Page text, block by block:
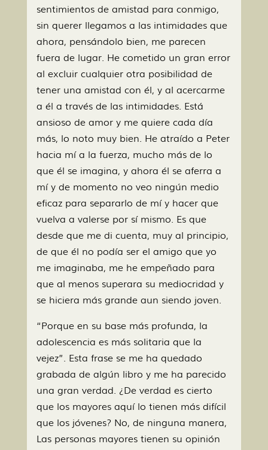
sentimientos de amistad para conmigo,
sin querer llegamos a las intimidades que
ahora, pensándolo bien, me parecen
fuera de lugar. He cometido un gran error
al excluir cualquier otra posibilidad de
tener una amistad con él, y al acercarme
a él a través de las intimidades. Está
ansioso de amor y me quiere cada día
más, lo noto muy bien. He atraído a Peter
hacia mí a la fuerza, mucho más de lo
que él se imagina, y ahora él se aferra a
mí y de momento no veo ningún medio
eficaz para separarlo de mí y hacer que
vuelva a valerse por sí mismo. Es que
desde que me di cuenta, muy al principio,
de que él no podía ser el amigo que yo
me imaginaba, me he empeñado para
que al menos superara su mediocridad y
se hiciera más grande aun siendo joven.
“Porque en su base más profunda, la
adolescencia es más solitaria que la
vejez”. Esta frase se me ha quedado
grabada de algún libro y me ha parecido
una gran verdad. ¿De verdad es cierto
que los mayores aquí lo tienen más difícil
que los jóvenes? No, de ninguna manera,
Las personas mayores tienen su opinión